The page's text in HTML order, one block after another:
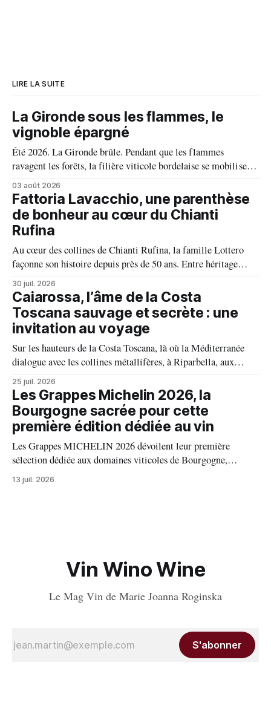
LIRE LA SUITE
La Gironde sous les flammes, le
vignoble épargné
Été 2026. La Gironde brûle. Pendant que les flammes
ravagent les forêts, la filière viticole bordelaise se mobilise,
fait front commun et fait preuve d'une solidarité exemplaire
face aux incendies. Les vignes, sont épargnées et le millésime
s'annonce prometteur. Le feu n'aura pas eu le dernier mot.
03 août 2026
Fattoria Lavacchio, une parenthèse
de bonheur au cœur du Chianti
Rufina
Au cœur des collines de Chianti Rufina, la famille Lottero
façonne son histoire depuis près de 50 ans. Entre héritage
familial, exigence viticole et profond respect du terroir, le
domaine incarne une vision authentique du vin, où chaque
millésime raconte une terre, une passion et un art de vivre.
30 juil. 2026
Caiarossa, l’âme de la Costa
Toscana sauvage et secrète : une
invitation au voyage
Sur les hauteurs de la Costa Toscana, là où la Méditerranée
dialogue avec les collines métallifères, à Riparbella, aux
portes de Bolgheri, Caiarossa cultive une autre idée du grand
vin, celle d'un équilibre vivant entre la terre, les cépages et le
temps.
25 juil. 2026
Les Grappes Michelin 2026, la
Bourgogne sacrée pour cette
première édition dédiée au vin
Les Grappes MICHELIN 2026 dévoilent leur première
sélection dédiée aux domaines viticoles de Bourgogne,
distinguant 94 propriétés pour l’excellence de leurs vins. Au
palmarès : 9 domaines reçoivent trois grappes, 20 deux
13 juil. 2026
Vin Wino Wine
Le Mag Vin de Marie Joanna Roginska
S'abonner